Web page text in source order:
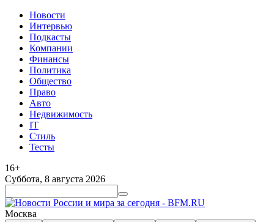
Новости
Интервью
Подкасты
Компании
Финансы
Политика
Общество
Право
Авто
Недвижимость
IT
Стиль
Тесты
16+
Суббота, 8 августа 2026
Москва